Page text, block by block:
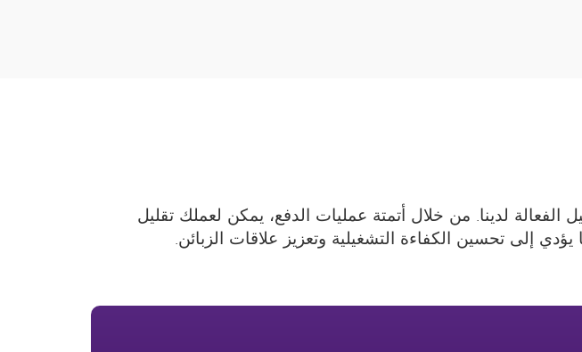
لدينا. من خلال أتمتة عمليات الدفع، يمكن لعملك تقليل
إلى تحسين الكفاءة التشغيلية وتعزيز علاقات الزبائن.